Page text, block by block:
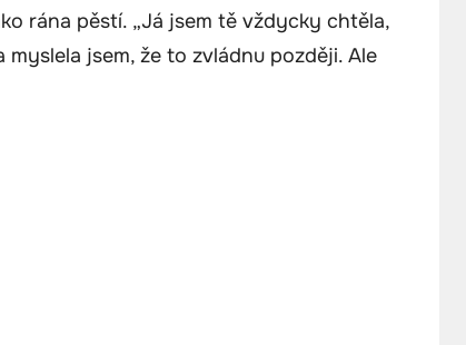
rána pěstí. „Já jsem tě vždycky chtěla,
jsem, že to zvládnu později. Ale